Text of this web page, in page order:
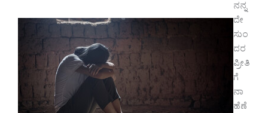
ನನ್ನ
ದೇ
ಸುಂ
ದರ
ಪ್ರೀತಿ
ಗೆ
ನಾ
ಹೆಣೆ